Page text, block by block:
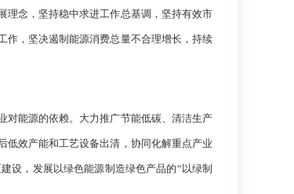
念，坚持稳中求进工作总基调，坚持有效市
作，坚决遏制能源消费总量不合理增长，持续
能源的依赖。大力推广节能低碳、清洁生产
低效产能和工艺设备出清，协同化解重点产业
设，发展以绿色能源制造绿色产品的“以绿制